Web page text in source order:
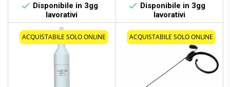
 Disponibile in 3gg
lavorativi
 Disponibile in 3gg
lavorativi
ACQUISTABILE SOLO ONLINE ACQUISTABILE SOLO ONLINE